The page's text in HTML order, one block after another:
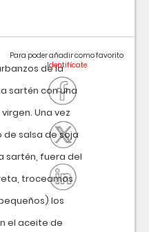
de la
sartén con una
Una vez
salsa de soja
sartén, fuera del
troceamos
los
el aceite de
Para poder añadir como favorito